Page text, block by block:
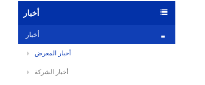
أخبار
أخبار
أخبار المعرض
أخبار الشركة